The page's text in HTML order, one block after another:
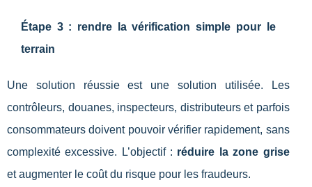
Étape 3 : rendre la vérification simple pour le
terrain
Une solution réussie est une solution utilisée. Les
contrôleurs, douanes, inspecteurs, distributeurs et parfois
consommateurs doivent pouvoir vérifier rapidement, sans
complexité excessive. L’objectif : réduire la zone grise
et augmenter le coût du risque pour les fraudeurs.